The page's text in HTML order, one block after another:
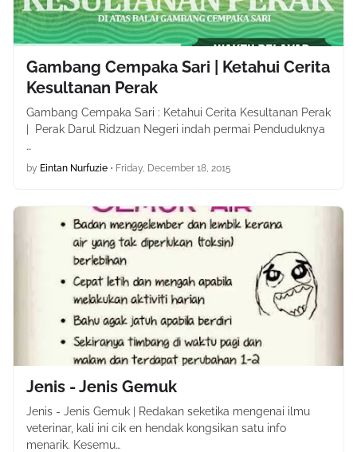
Gambang Cempaka Sari | Ketahui Cerita
Kesultanan Perak
Gambang Cempaka Sari : Ketahui Cerita Kesultanan Perak
| Perak Darul Ridzuan Negeri indah permai Penduduknya
…
by Eintan Nurfuzie • Friday, December 18, 2015
Jenis - Jenis Gemuk
Jenis - Jenis Gemuk | Redakan seketika mengenai ilmu
veterinar, kali ini cik en hendak kongsikan satu info
menarik. Kesemu…